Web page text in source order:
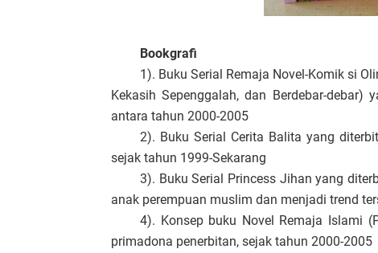
Bookgrafi
1). Buku Serial Remaja Novel-Komik si
Kekasih Sepenggalah, dan Berdebar-
antara tahun 2000-2005
2). Buku Serial Cerita Balita yang
sejak tahun 1999-Sekarang
3). Buku Serial Princess Jihan yang
anak perempuan muslim dan menjadi trend
4). Konsep buku Novel Remaja Islami
primadona penerbitan, sejak tahun 2000-2005